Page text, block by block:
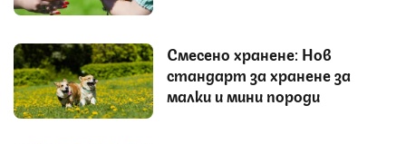
Смесено хранене: Нов
стандарт за хранене за
малки и мини породи